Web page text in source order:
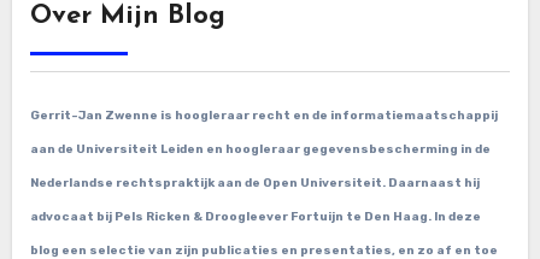
Over Mijn Blog
Gerrit-Jan Zwenne is hoogleraar recht en de informatiemaatschappij
aan de Universiteit Leiden en hoogleraar gegevensbescherming in de
Nederlandse rechtspraktijk aan de Open Universiteit. Daarnaast hij
advocaat bij Pels Ricken & Droogleever Fortuijn te Den Haag. In deze
blog een selectie van zijn publicaties en presentaties, en zo af en toe